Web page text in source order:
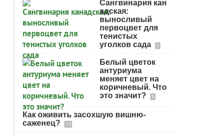
Сангвинария кан
адская:
выносливый
первоцвет для
тенистых
уголков сада
5
Белый цветок
антуриума
меняет цвет на
коричневый. Что
это значит?
3
Как оживить засохшую вишню-
саженец?
13